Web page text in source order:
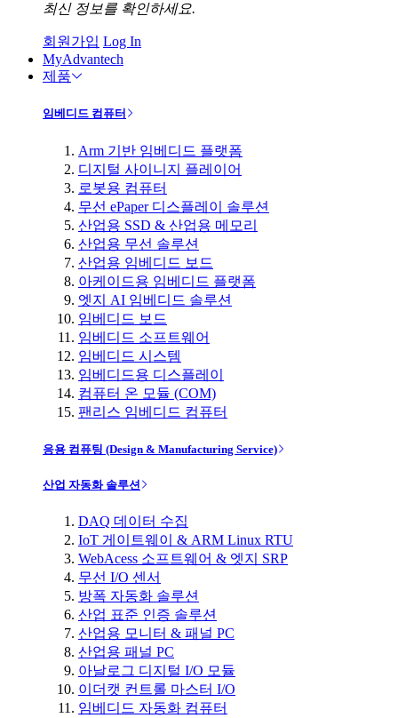
최신 정보를 확인하세요.
회원가입 Log In
MyAdvantech
제품
임베디드 컴퓨터
Arm 기반 임베디드 플랫폼
디지털 사이니지 플레이어
로봇용 컴퓨터
무선 ePaper 디스플레이 솔루션
산업용 SSD & 산업용 메모리
산업용 무선 솔루션
산업용 임베디드 보드
아케이드용 임베디드 플랫폼
엣지 AI 임베디드 솔루션
임베디드 보드
임베디드 소프트웨어
임베디드 시스템
임베디드용 디스플레이
컴퓨터 온 모듈 (COM)
팬리스 임베디드 컴퓨터
응용 컴퓨팅 (Design & Manufacturing Service)
산업 자동화 솔루션
DAQ 데이터 수집
IoT 게이트웨이 & ARM Linux RTU
WebAcess 소프트웨어 & 엣지 SRP
무선 I/O 센서
방폭 자동화 솔루션
산업 표준 인증 솔루션
산업용 모니터 & 패널 PC
산업용 패널 PC
아날로그 디지털 I/O 모듈
이더캣 컨트롤 마스터 I/O
임베디드 자동화 컴퓨터